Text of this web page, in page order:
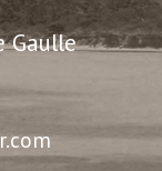
Gaulle